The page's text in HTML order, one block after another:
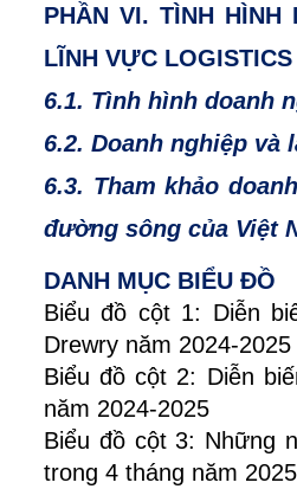
PHẦN VI. TÌNH HÌNH
LĨNH VỰC
6.1. Tình hình doanh
6.2. Doanh nghiệp
6.3. Tham khảo
đường sông của Việt
DANH MỤC BIỂU ĐỒ
Biểu đồ cột 1: Diễn
Drewry năm 2024-2025
Biểu đồ cột 2: Diễn
năm 2024-2025
Biểu đồ cột 3: Những
trong 4 tháng năm